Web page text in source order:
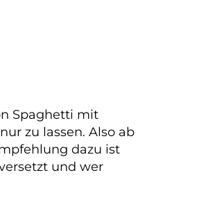
Spaghetti mit
zu lassen. Also ab
dazu ist
und wer